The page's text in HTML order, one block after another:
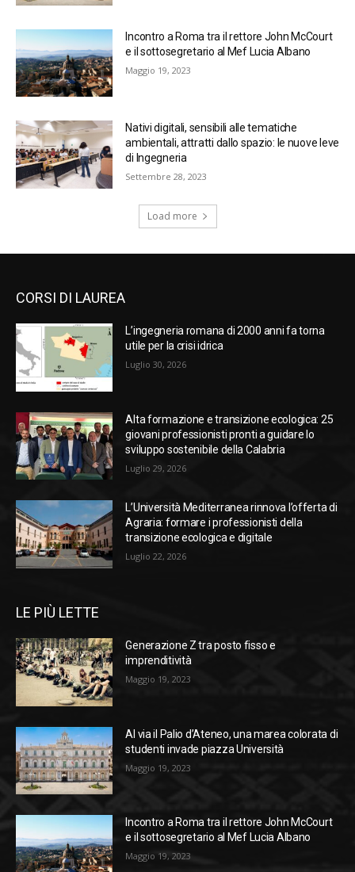
Incontro a Roma tra il rettore John McCourt
e il sottosegretario al Mef Lucia Albano
Maggio 19, 2023
Nativi digitali, sensibili alle tematiche
ambientali, attratti dallo spazio: le nuove leve
di Ingegneria
Settembre 28, 2023
Load more
CORSI DI LAUREA
L’ingegneria romana di 2000 anni fa torna
utile per la crisi idrica
Luglio 30, 2026
Alta formazione e transizione ecologica: 25
giovani professionisti pronti a guidare lo
sviluppo sostenibile della Calabria
Luglio 29, 2026
L’Università Mediterranea rinnova l’offerta di
Agraria: formare i professionisti della
transizione ecologica e digitale
Luglio 22, 2026
LE PIÙ LETTE
Generazione Z tra posto fisso e
imprenditività
Maggio 19, 2023
Al via il Palio d’Ateneo, una marea colorata di
studenti invade piazza Università
Maggio 19, 2023
Incontro a Roma tra il rettore John McCourt
e il sottosegretario al Mef Lucia Albano
Maggio 19, 2023